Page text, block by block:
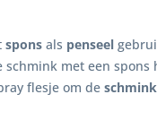
spons als penseel
met een
flesje om de schmink